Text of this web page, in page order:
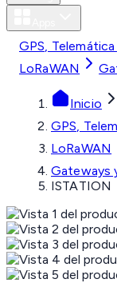
GPS,
LoRaWAN
Inicio
GPS,
LoRaWAN
Gateways
ISTATION